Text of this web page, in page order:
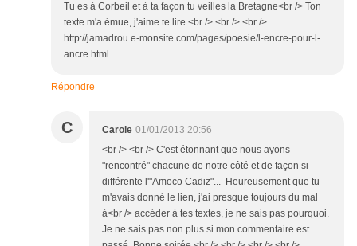
Tu es à Corbeil et à ta façon tu veilles la Bretagne<br /> Ton
texte m'a émue, j'aime te lire.<br /> <br /> <br />
http://jamadrou.e-monsite.com/pages/poesie/l-encre-pour-l-
ancre.html
Répondre
C Carole 01/01/2013 20:56
<br /> <br /> C'est étonnant que nous ayons
"rencontré" chacune de notre côté et de façon si
différente l'"Amoco Cadiz"... Heureusement que tu
m'avais donné le lien, j'ai presque toujours du mal
à<br /> accéder à tes textes, je ne sais pas pourquoi.
Je ne sais pas non plus si mon commentaire est